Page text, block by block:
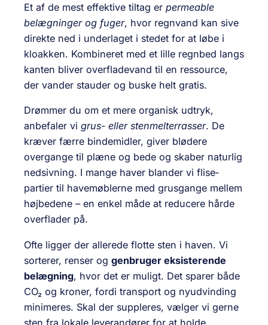
Et af de mest effektive tiltag er permeable
belægninger og fuger, hvor regnvand kan sive
direkte ned i underlaget i stedet for at løbe i
kloakken. Kombineret med et lille regnbed langs
kanten bliver overfladevand til en ressource,
der vander stauder og buske helt gratis.
Drømmer du om et mere organisk udtryk,
anbefaler vi grus- eller stenmelterrasser. De
kræver færre bindemidler, giver blødere
overgange til plæne og bede og skaber naturlig
nedsivning. I mange haver blander vi flise­
partier til havemøblerne med grusgange mellem
højbedene – en enkel måde at reducere hårde
overflader på.
Ofte ligger der allerede flotte sten i haven. Vi
sorterer, renser og genbruger eksisterende
belægning, hvor det er muligt. Det sparer både
CO₂ og kroner, fordi transport og nyudvinding
minimeres. Skal der suppleres, vælger vi gerne
sten fra lokale leverandører for at holde